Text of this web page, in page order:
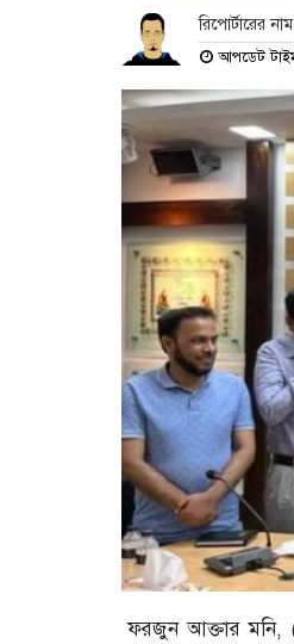
রিপোর্টারের নাম
আপডেট
ফরজুন আক্তার মনি, (